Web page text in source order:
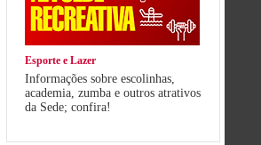
Esporte e Lazer
Informações sobre escolinhas,
academia, zumba e outros atrativos
da Sede; confira!